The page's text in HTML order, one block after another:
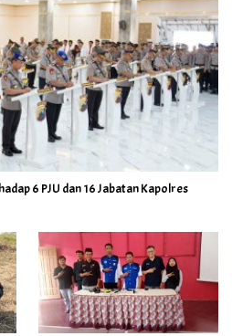
6 PJU dan 16 Jabatan Kapolres